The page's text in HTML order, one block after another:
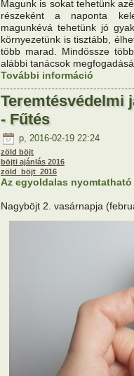
Magunk is sokat tehetünk
részeként a naponta
magunkévá tehetünk jó
környezetünk is tisztább,
több marad. Mindössze
alábbi tanácsok
További információ
Teremtésvédelmi
- Fűtés
p, 2016-02-19 22:24
zöld böjt
böjti ajánlás 2016
zöld_böjt_2016
Az egyoldalas
Nagyböjt 2. vasárnapja